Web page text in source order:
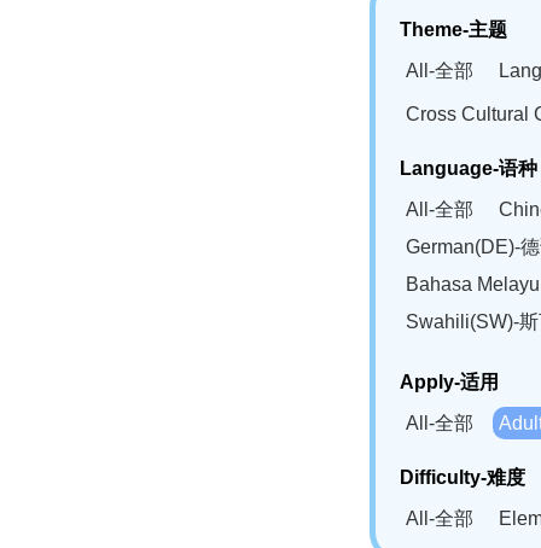
Theme-主题
All-全部
Cross Cultural
Language-语种
All-全部
German(DE)-
Bahasa
Swahili(SW)-
Apply-适用
All-全部
Difficulty-难度
All-全部